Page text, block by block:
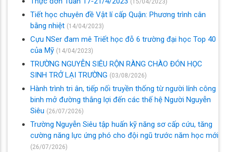
(15/04/2023)
Tiết học chuyên đề Vật lí cấp Quận: Phương trình cân
bằng nhiệt (14/04/2023)
Cựu NSer đam mê Triết học đỗ 6 trường đại học Top 40
của Mỹ (14/04/2023)
TRƯỜNG NGUYỄN SIÊU RỘN RÀNG CHÀO ĐÓN HỌC
SINH TRỞ LẠI TRƯỜNG (03/08/2026)
Hành trình tri ân, tiếp nối truyền thống từ người lính công
binh mở đường thắng lợi đến các thế hệ Người Nguyễn
Siêu (26/07/2026)
Trường Nguyễn Siêu tập huấn kỹ năng sơ cấp cứu, tăng
cường năng lực ứng phó cho đội ngũ trước năm học mới
(26/07/2026)